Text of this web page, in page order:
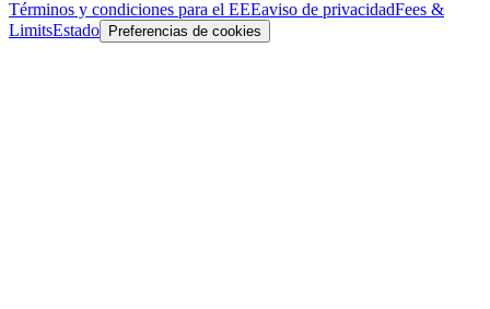
Términos y condiciones para el EEEaviso de privacidadFees &
LimitsEstado Preferencias de cookies